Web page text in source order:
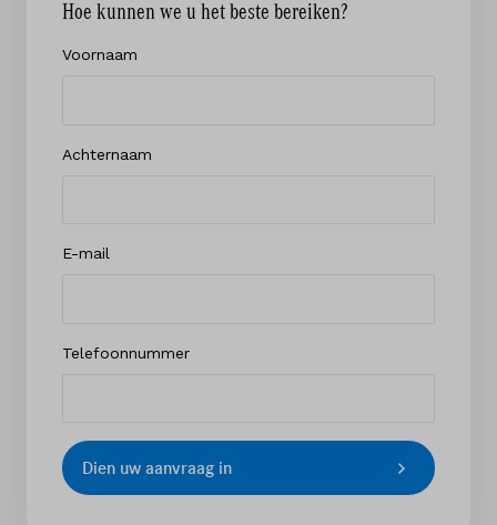
Hoe kunnen we u het beste bereiken?
Voornaam
Achternaam
E-mail
Telefoonnummer
Dien uw aanvraag in